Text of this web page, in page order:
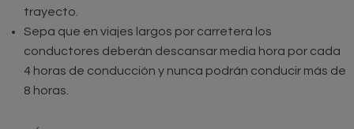
trayecto.
Sepa que en viajes largos por carretera los
conductores deberán descansar media hora por cada
4 horas de conducción y nunca podrán conducir más de
8 horas.